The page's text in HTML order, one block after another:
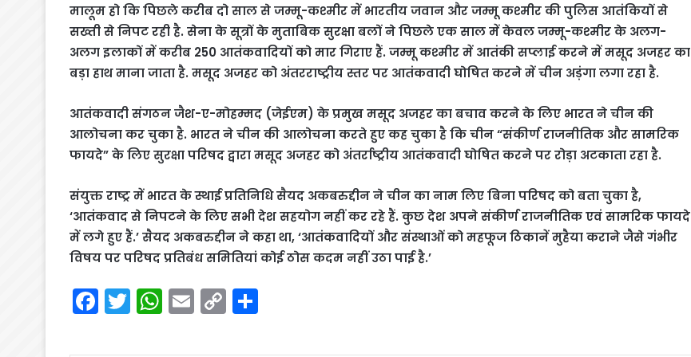
मालूम हो कि पिछले करीब दो साल से जम्मू-कश्मीर में भारतीय जवान और जम्मू कश्मीर की पुलिस आतंकियों से
सख्ती से निपट रही है. सेना के सूत्रों के मुताबिक सुरक्षा बलों ने पिछले एक साल में केवल जम्मू-कश्मीर के अलग-
अलग इलाकों में करीब 250 आतंकवादियों को मार गिराए हैं. जम्मू कश्मीर में आतंकी सप्लाई करने में मसूद अजहर का
बड़ा हाथ माना जाता है. मसूद अजहर को अंतरराष्ट्रीय स्तर पर आतंकवादी घोषित करने में चीन अड़ंगा लगा रहा है.
आतंकवादी संगठन जैश-ए-मोहम्मद (जेईएम) के प्रमुख मसूद अजहर का बचाव करने के लिए भारत ने चीन की
आलोचना कर चुका है. भारत ने चीन की आलोचना करते हुए कह चुका है कि चीन “संकीर्ण राजनीतिक और सामरिक
फायदे” के लिए सुरक्षा परिषद द्वारा मसूद अजहर को अंतर्राष्ट्रीय आतंकवादी घोषित करने पर रोड़ा अटकाता रहा है.
संयुक्त राष्ट्र में भारत के स्थाई प्रतिनिधि सैयद अकबरुद्दीन ने चीन का नाम लिए बिना परिषद को बता चुका है,
‘आतंकवाद से निपटने के लिए सभी देश सहयोग नहीं कर रहे हैं. कुछ देश अपने संकीर्ण राजनीतिक एवं सामरिक फायदे
में लगे हुए हैं.’ सैयद अकबरुद्दीन ने कहा था, ‘आतंकवादियों और संस्थाओं को महफूज ठिकानें मुहैया कराने जैसे गंभीर
विषय पर परिषद प्रतिबंध समितियां कोई ठोस कदम नहीं उठा पाई है.’
F
a
T
w
W
h
E
m
C
o